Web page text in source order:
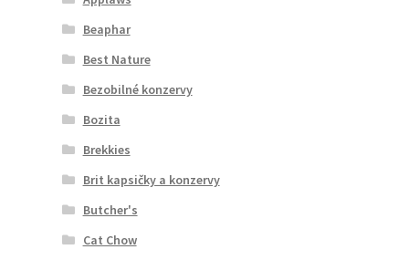
Beaphar
Best Nature
Bezobilné konzervy
Bozita
Brekkies
Brit kapsičky a konzervy
Butcher's
Cat Chow